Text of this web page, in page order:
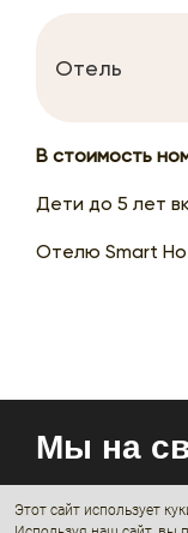
Отель
В стоимость
Дети до 5 лет
Отелю Smart
Этот сайт использует
Мы на